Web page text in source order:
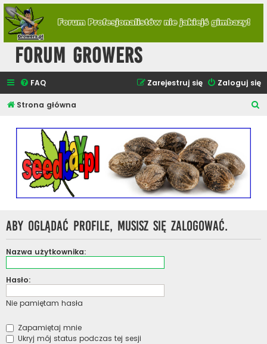
Forum Growers
FAQ Zaloguj się
Zarejestruj się
Strona główna
Aby oglądać profile, musisz się zalogować.
Nazwa użytkownika:
Hasło:
Nie pamiętam hasła
Zapamiętaj mnie
Ukryj mój status podczas tej sesji